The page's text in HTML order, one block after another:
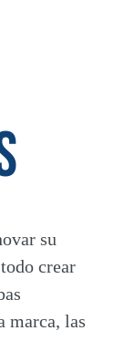
su
crear
marca, las